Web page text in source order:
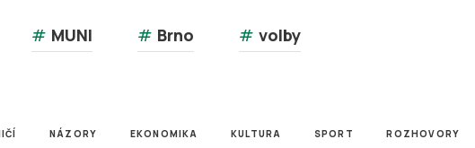
# MUNI # Brno # volby
NÁZORY EKONOMIKA KULTURA SPORT ROZHOVORY